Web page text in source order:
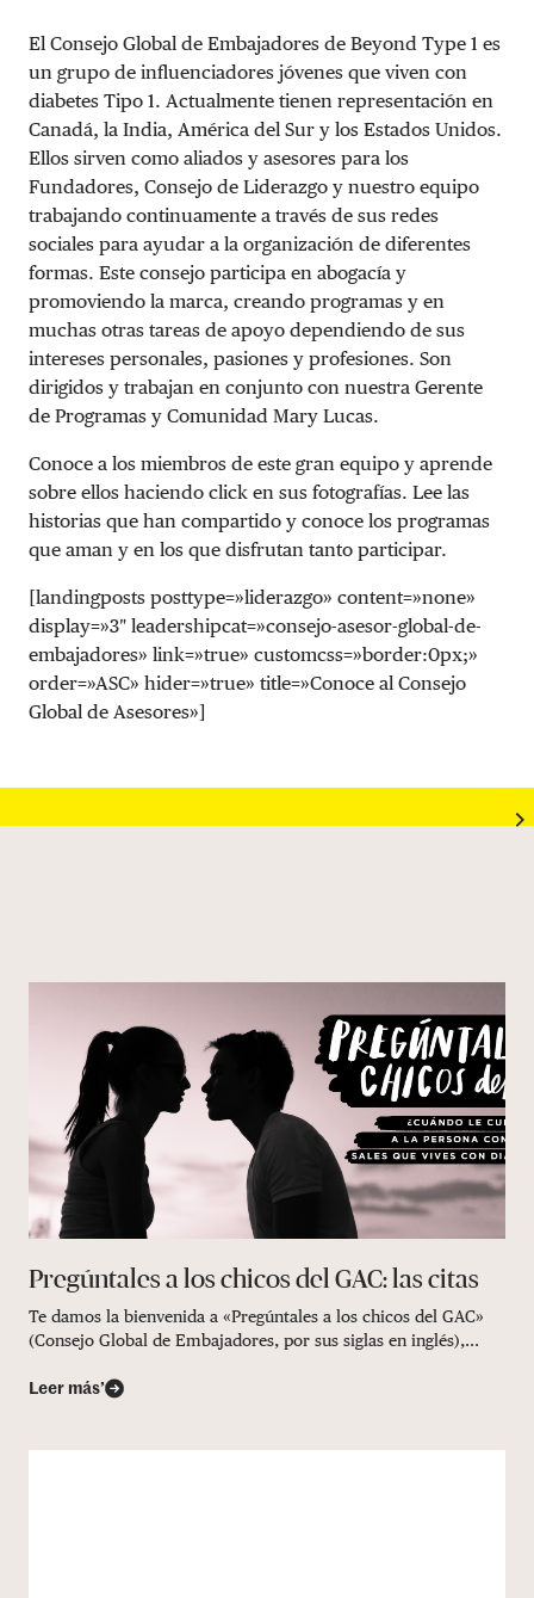
El Consejo Global de Embajadores de Beyond Type 1 es
un grupo de influenciadores jóvenes que viven con
diabetes Tipo 1. Actualmente tienen representación en
Canadá, la India, América del Sur y los Estados Unidos.
Ellos sirven como aliados y asesores para los
Fundadores, Consejo de Liderazgo y nuestro equipo
trabajando continuamente a través de sus redes
sociales para ayudar a la organización de diferentes
formas. Este consejo participa en abogacía y
promoviendo la marca, creando programas y en
muchas otras tareas de apoyo dependiendo de sus
intereses personales, pasiones y profesiones. Son
dirigidos y trabajan en conjunto con nuestra Gerente
de Programas y Comunidad Mary Lucas.
Conoce a los miembros de este gran equipo y aprende
sobre ellos haciendo click en sus fotografías. Lee las
historias que han compartido y conoce los programas
que aman y en los que disfrutan tanto participar.
[landingposts posttype=»liderazgo» content=»none»
display=»3″ leadershipcat=»consejo-asesor-global-de-
embajadores» link=»true» customcss=»border:0px;»
order=»ASC» hider=»true» title=»Conoce al Consejo
Global de Asesores»]
Pregúntales a los chicos del GAC: las citas
Te damos la bienvenida a «Pregúntales a los chicos del GAC»
(Consejo Global de Embajadores, por sus siglas en inglés),...
Leer más’